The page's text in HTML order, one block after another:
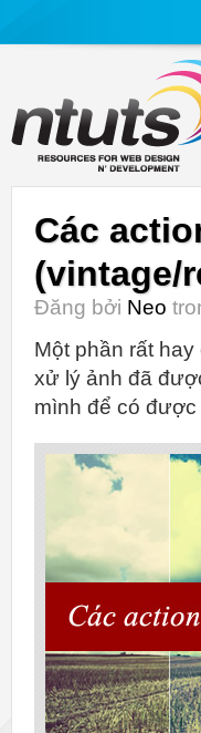
Các
(vintage/
Đăng bởi Neo
Một phần rất
xử lý ảnh đã
mình để có